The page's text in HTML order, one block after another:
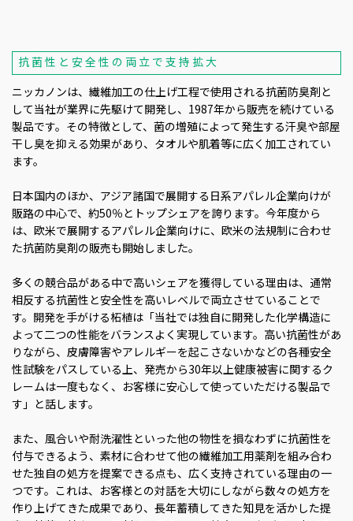
抗菌性と安全性の両立で支持拡大
ニッカノンは、繊維加工の仕上げ工程で使用される抗菌防臭剤と
して当社が業界に先駆けて開発し、1987年から販売を続けている
製品です。その特徴として、菌の増殖によって発生する汗臭や部屋
干し臭を抑える効果があり、タオルや肌着等に広く加工されてい
ます。
日本国内のほか、アジア諸国で展開する日系アパレル企業向けが
販路の中心で、約50％とトップシェアを誇ります。今年度から
は、欧米で展開するアパレル企業向けに、欧米の法規制に合わせ
た抗菌防臭剤の販売も開始しました。
多くの競合品がある中で高いシェアを獲得している理由は、通常
相反する抗菌性と安全性を高いレベルで両立させていることで
す。開発を手がける柘植は「当社では独自に開発した化学構造に
よって二つの性能をバランスよく実現しています。高い抗菌性があ
りながら、皮膚障害やアレルギーを起こさないかなどの各種安全
性試験をパスしている上、発売から30年以上健康被害に関するク
レームは一度もなく、お客様に安心して使っていただける製品で
す」と話します。
また、風合いや耐洗濯性といった他の物性を損なわずに抗菌性を
付与できるよう、素材に合わせて他の繊維加工用薬剤を組み合わ
せた独自の処方を提案できる点も、広く支持されている理由の一
つです。これは、お客様との対話を大切にしながら数々の処方を
作り上げてきた成果であり、長年蓄積してきた知見を活かした提